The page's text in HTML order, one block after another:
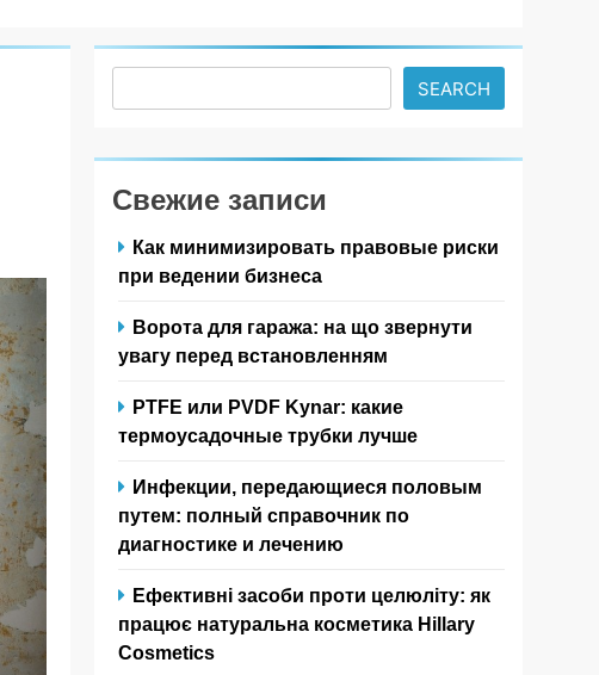
SEARCH
Свежие записи
Как минимизировать правовые риски
при ведении бизнеса
Ворота для гаража: на що звернути
увагу перед встановленням
PTFE или PVDF Kynar: какие
термоусадочные трубки лучше
Инфекции, передающиеся половым
путем: полный справочник по
диагностике и лечению
Ефективні засоби проти целюліту: як
працює натуральна косметика Hillary
Cosmetics